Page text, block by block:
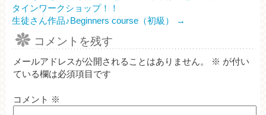
タインワークショップ！！
生徒さん作品♪Beginners course（初級）
→
コメントを残す
メールアドレスが公開されることはありません。 ※ が付い
ている欄は必須項目です
コメント ※